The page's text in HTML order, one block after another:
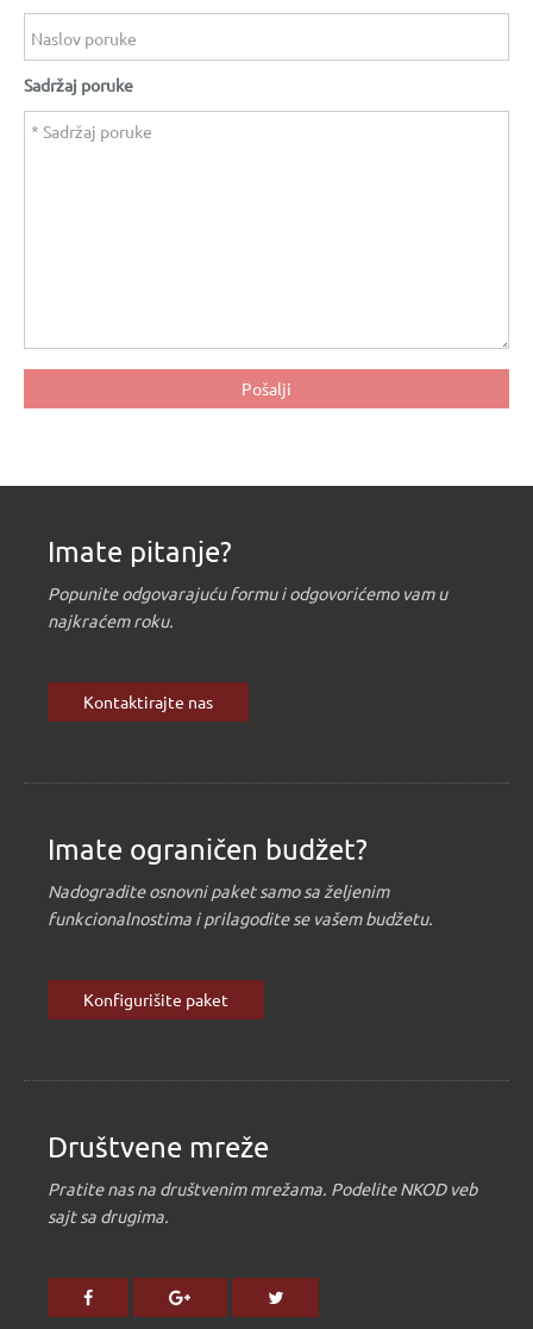
Sadržaj poruke
Imate pitanje?
Popunite odgovarajuću formu i odgovorićemo vam u
najkraćem roku.
Kontaktirajte nas
Imate ograničen budžet?
Nadogradite osnovni paket samo sa željenim
funkcionalnostima i prilagodite se vašem budžetu.
Konfigurišite paket
Društvene mreže
Pratite nas na društvenim mrežama. Podelite NKOD veb
sajt sa drugima.